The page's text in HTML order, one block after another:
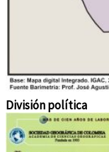
División política